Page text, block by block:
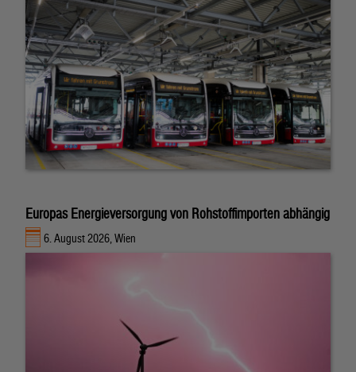
Europas Energieversorgung von Rohstoffimporten abhängig
6. August 2026, Wien